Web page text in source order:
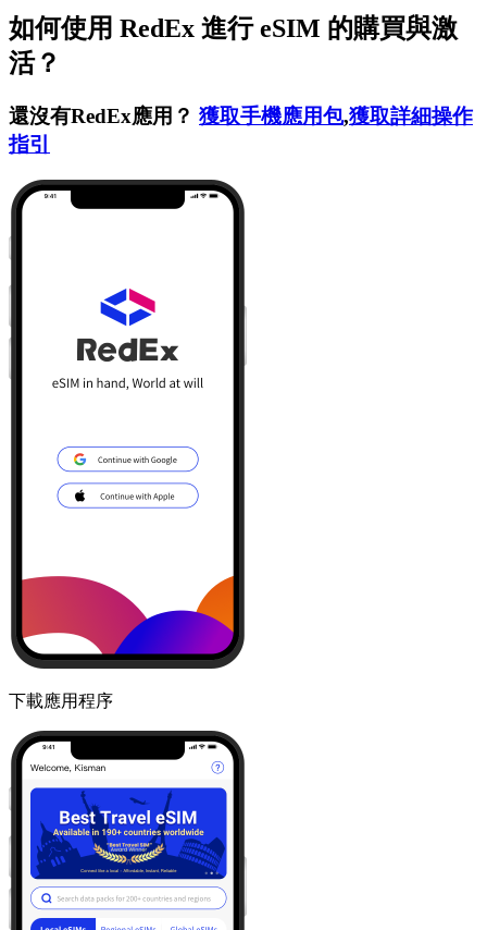
如何使用 RedEx 進行 eSIM 的購買與激
活？
還沒有RedEx應用？ 獲取手機應用包,獲取詳細操作
指引
下載應用程序